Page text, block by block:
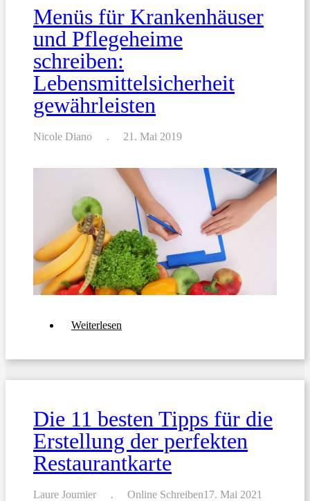
Menüs für Krankenhäuser
und Pflegeheime
schreiben:
Lebensmittelsicherheit
gewährleisten
Nicole Diano 21. Mai 2019
Weiterlesen
Krankenhäuser
Pflegeheime
gewährleisten
Die 11 besten Tipps für die
Erstellung der perfekten
Restaurantkarte
Laure Joumier Online Schreiben17. Mai 2021